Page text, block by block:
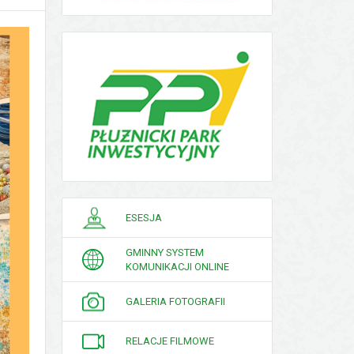
PORADNIK
INTERESANTA
ESESJA
GMINNY SYSTEM
KOMUNIKACJI ONLINE
GALERIA FOTOGRAFII
RELACJE FILMOWE